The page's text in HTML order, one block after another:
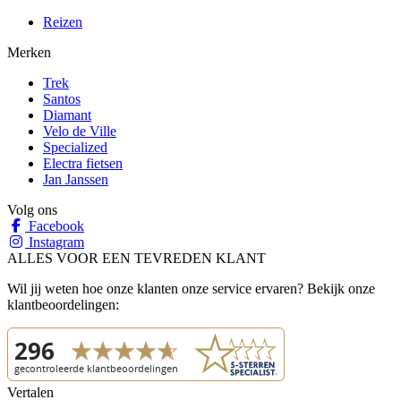
Reizen
Merken
Trek
Santos
Diamant
Velo de Ville
Specialized
Electra fietsen
Jan Janssen
Volg ons
Facebook
Instagram
ALLES VOOR EEN TEVREDEN KLANT
Wil jij weten hoe onze klanten onze service ervaren? Bekijk onze
klantbeoordelingen:
Vertalen